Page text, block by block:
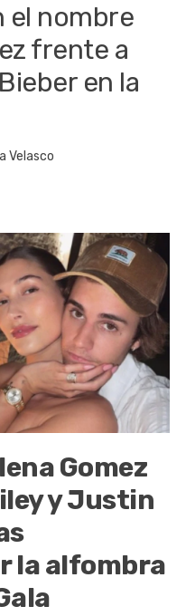
el nombre
frente a
en la
Velasco
Gomez
y Justin
la alfombra